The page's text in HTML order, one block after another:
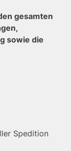
gesamten
sowie die